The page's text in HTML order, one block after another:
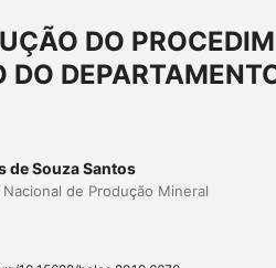
DO
DO
de Souza Santos
de Produção Mineral